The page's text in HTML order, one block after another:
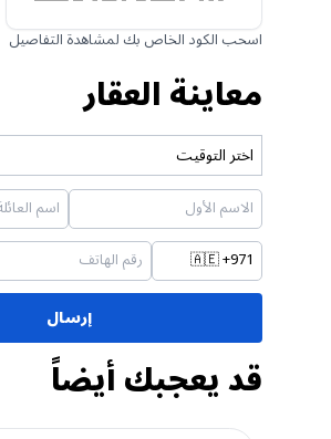
اسحب الكود الخاص بك لمشاهدة التفاصيل
معاينة العقار
اختر التوقيت
🇦🇪+971
إرسال
قد يعجبك أيضاً